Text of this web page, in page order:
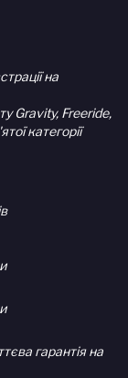
на
Gravity, Freeride,
категорії
гарантія на